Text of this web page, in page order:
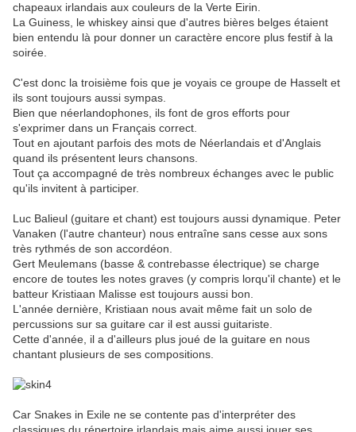
chapeaux irlandais aux couleurs de la Verte Eirin.
La Guiness, le whiskey ainsi que d'autres bières belges étaient
bien entendu là pour donner un caractère encore plus festif à la
soirée.
C'est donc la troisième fois que je voyais ce groupe de Hasselt et
ils sont toujours aussi sympas.
Bien que néerlandophones, ils font de gros efforts pour
s'exprimer dans un Français correct.
Tout en ajoutant parfois des mots de Néerlandais et d'Anglais
quand ils présentent leurs chansons.
Tout ça accompagné de très nombreux échanges avec le public
qu'ils invitent à participer.
Luc Balieul (guitare et chant) est toujours aussi dynamique. Peter
Vanaken (l'autre chanteur) nous entraîne sans cesse aux sons
très rythmés de son accordéon.
Gert Meulemans (basse & contrebasse électrique) se charge
encore de toutes les notes graves (y compris lorqu'il chante) et le
batteur Kristiaan Malisse est toujours aussi bon.
L'année dernière, Kristiaan nous avait même fait un solo de
percussions sur sa guitare car il est aussi guitariste.
Cette d'année, il a d'ailleurs plus joué de la guitare en nous
chantant plusieurs de ses compositions.
Car Snakes in Exile ne se contente pas d'interpréter des